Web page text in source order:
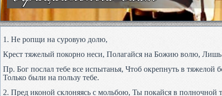
1. Не ропщи на суровую долю,
Крест тяжелый покорно неси, Полагайся на Божию волю,
Пр. Бог послал тебе все испытанья, Чтоб окрепнуть в тяжелой
Только были на пользу тебе.
2. Пред иконой склоняясь с мольбою, Ты покайся в полночной